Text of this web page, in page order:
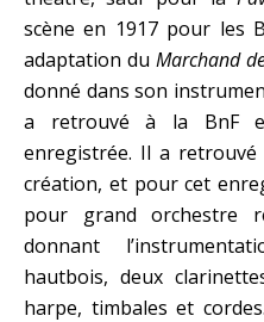
scène en 1917 pour les
adaptation du Marchand
donné dans son
a retrouvé à la BnF
enregistrée. Il a
création, et pour cet
pour grand orchestre
donnant
hautbois, deux
harpe, timbales et